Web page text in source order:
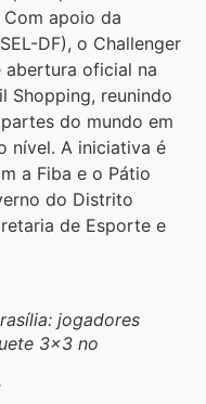
apoio da
DF), o Challenger
abertura oficial na
Shopping, reunindo
do mundo em
nível. A iniciativa é
a Fiba e o Pátio
do Distrito
de Esporte e
jogadores
3×3 no